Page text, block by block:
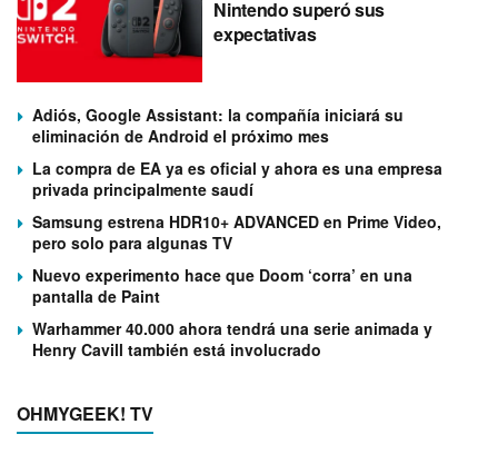
Nintendo superó sus
expectativas
Adiós, Google Assistant: la compañía iniciará su
eliminación de Android el próximo mes
La compra de EA ya es oficial y ahora es una empresa
privada principalmente saudí
Samsung estrena HDR10+ ADVANCED en Prime Video,
pero solo para algunas TV
Nuevo experimento hace que Doom ‘corra’ en una
pantalla de Paint
Warhammer 40.000 ahora tendrá una serie animada y
Henry Cavill también está involucrado
OHMYGEEK! TV